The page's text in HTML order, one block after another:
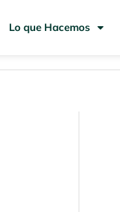
Lo que Hacemos